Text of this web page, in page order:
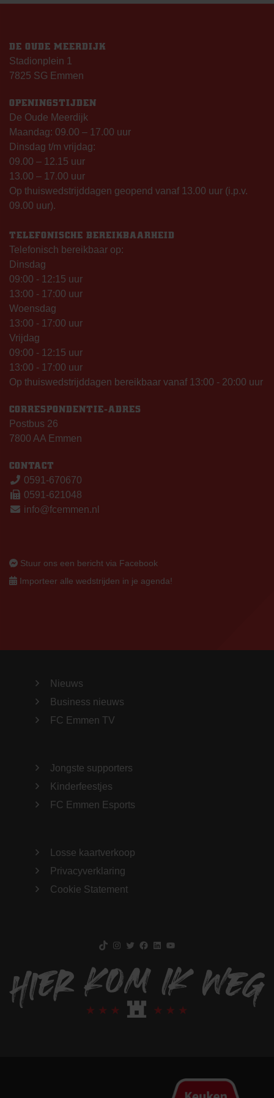
DE OUDE MEERDIJK
Stadionplein 1
7825 SG Emmen
OPENINGSTIJDEN
De Oude Meerdijk
Maandag: 09.00 – 17.00 uur
Dinsdag t/m vrijdag:
09.00 – 12.15 uur
13.00 – 17.00 uur
Op thuiswedstrijddagen geopend vanaf 13.00 uur (i.p.v.
09.00 uur).
TELEFONISCHE BEREIKBAARHEID
Telefonisch bereikbaar op:
Dinsdag
09:00 - 12:15 uur
13:00 - 17:00 uur
Woensdag
13:00 - 17:00 uur
Vrijdag
09:00 - 12:15 uur
13:00 - 17:00 uur
Op thuiswedstrijddagen bereikbaar vanaf 13:00 - 20:00 uur
CORRESPONDENTIE-ADRES
Postbus 26
7800 AA Emmen
CONTACT
0591-670670
0591-621048
info@fcemmen.nl
Stuur ons een bericht via Facebook
Importeer alle wedstrijden in je agenda!
Nieuws
Business nieuws
FC Emmen TV
Jongste supporters
Kinderfeestjes
FC Emmen Esports
Losse kaartverkoop
Privacyverklaring
Cookie Statement